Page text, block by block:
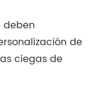
deben
de
ciegas de